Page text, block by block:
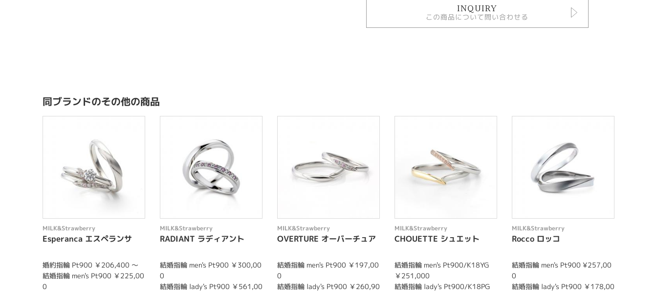
INQUIRY
この商品について問い合わせる
同ブランドのその他の商品
MILK&Strawberry
Esperanca エスペランサ
婚約指輪 Pt900 ￥206,400 〜
結婚指輪 men's Pt900 ￥225,00
0
MILK&Strawberry
RADIANT ラディアント
結婚指輪 men's Pt900 ￥300,00
0
結婚指輪 lady's Pt900 ￥561,00
MILK&Strawberry
OVERTURE オーバーチュア
結婚指輪 men's Pt900 ￥197,00
0
結婚指輪 lady's Pt900 ￥260,90
MILK&Strawberry
CHOUETTE シュエット
結婚指輪 men's Pt900/K18YG
￥251,000
結婚指輪 lady's Pt900/K18PG
MILK&Strawberry
Rocco ロッコ
結婚指輪 men's Pt900 ¥257,00
0
結婚指輪 lady's Pt900 ￥178,00